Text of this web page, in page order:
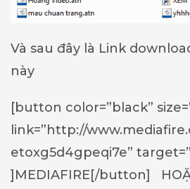
Và sau đây là Link
này
[button color=”black”
link=”http://
etoxg5d4gpeqi7e”
]MEDIAFIRE[/button]